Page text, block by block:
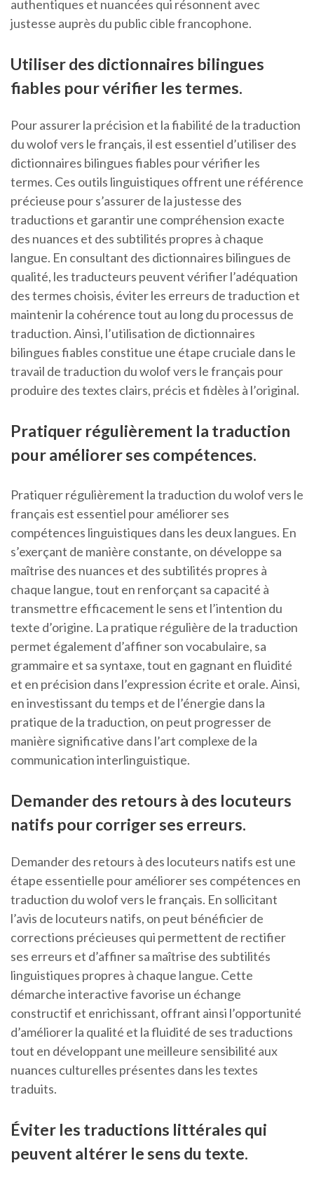
authentiques et nuancées qui résonnent avec
justesse auprès du public cible francophone.
Utiliser des dictionnaires bilingues
fiables pour vérifier les termes.
Pour assurer la précision et la fiabilité de la traduction
du wolof vers le français, il est essentiel d’utiliser des
dictionnaires bilingues fiables pour vérifier les
termes. Ces outils linguistiques offrent une référence
précieuse pour s’assurer de la justesse des
traductions et garantir une compréhension exacte
des nuances et des subtilités propres à chaque
langue. En consultant des dictionnaires bilingues de
qualité, les traducteurs peuvent vérifier l’adéquation
des termes choisis, éviter les erreurs de traduction et
maintenir la cohérence tout au long du processus de
traduction. Ainsi, l’utilisation de dictionnaires
bilingues fiables constitue une étape cruciale dans le
travail de traduction du wolof vers le français pour
produire des textes clairs, précis et fidèles à l’original.
Pratiquer régulièrement la traduction
pour améliorer ses compétences.
Pratiquer régulièrement la traduction du wolof vers le
français est essentiel pour améliorer ses
compétences linguistiques dans les deux langues. En
s’exerçant de manière constante, on développe sa
maîtrise des nuances et des subtilités propres à
chaque langue, tout en renforçant sa capacité à
transmettre efficacement le sens et l’intention du
texte d’origine. La pratique régulière de la traduction
permet également d’affiner son vocabulaire, sa
grammaire et sa syntaxe, tout en gagnant en fluidité
et en précision dans l’expression écrite et orale. Ainsi,
en investissant du temps et de l’énergie dans la
pratique de la traduction, on peut progresser de
manière significative dans l’art complexe de la
communication interlinguistique.
Demander des retours à des locuteurs
natifs pour corriger ses erreurs.
Demander des retours à des locuteurs natifs est une
étape essentielle pour améliorer ses compétences en
traduction du wolof vers le français. En sollicitant
l’avis de locuteurs natifs, on peut bénéficier de
corrections précieuses qui permettent de rectifier
ses erreurs et d’affiner sa maîtrise des subtilités
linguistiques propres à chaque langue. Cette
démarche interactive favorise un échange
constructif et enrichissant, offrant ainsi l’opportunité
d’améliorer la qualité et la fluidité de ses traductions
tout en développant une meilleure sensibilité aux
nuances culturelles présentes dans les textes
traduits.
Éviter les traductions littérales qui
peuvent altérer le sens du texte.